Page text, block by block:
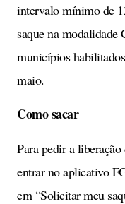
intervalo mínimo de
saque na modalidade
municípios
maio.
Como sacar
Para pedir a
entrar no aplicativo
em “Solicitar meu